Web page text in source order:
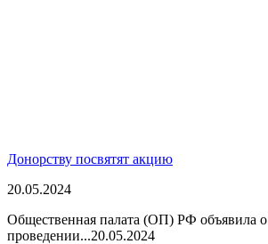
Донорству посвятят акцию
20.05.2024
Общественная палата (ОП) РФ объявила о
проведении...20.05.2024